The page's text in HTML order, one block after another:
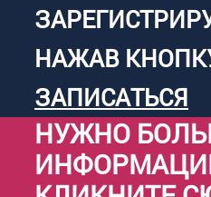
НАЖАВ
ЗАПИСАТЬСЯ
НУЖНО